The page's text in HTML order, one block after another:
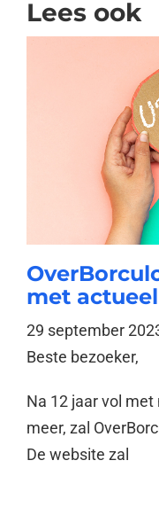
Lees ook
met
29 september
Beste bezoeker,
Na 12 jaar vol
meer, zal
De website zal